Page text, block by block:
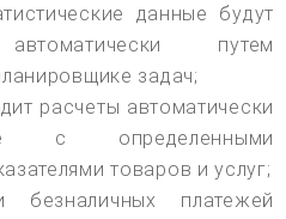
данные будут
автоматически путем
задач;
расчеты автоматически
с определенными
товаров и услуг;
платежей